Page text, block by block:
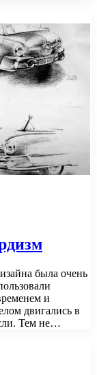
была очень
и
двигались в
Тем не…